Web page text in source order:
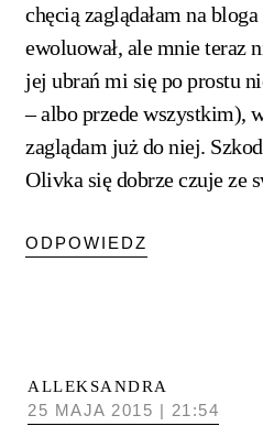
chęcią zaglądałam na
ewoluował, ale mnie teraz
jej ubrań mi się po prostu
– albo przede wszystkim),
zaglądam już do niej.
Olivka się dobrze czuje ze
ODPOWIEDZ
ALLEKSANDRA
25 MAJA 2015 | 21:54